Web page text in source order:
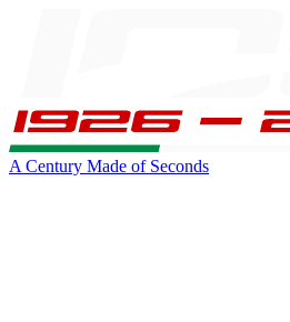
A Century Made of Seconds